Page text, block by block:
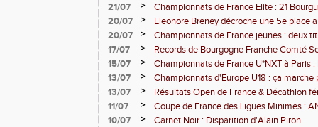
21/07
>
Championnats de France Elite : 21
l'assaut d'Albi
20/07 >
Eleonore Breney décroche une 5e place
d'Europe U18
20/07 >
Championnats de France jeunes : deux
de médailles pour la BFC
17/07 >
Records de Bourgogne Franche Comté
15/07
>
Championnats de France U*NXT à Paris
Comté en force
13/07 >
Championnats d'Europe U18 : ça marche
13/07
>
Résultats Open de France & Décathlon
Bourguignons-Francs-Comtois sur le
11/07 >
Coupe de France des Ligues Minimes :
10/07
>
Carnet Noir : Disparition d'Alain Piron